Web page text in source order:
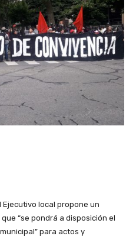
Ejecutivo local propone un
“se pondrá a disposición el
para actos y